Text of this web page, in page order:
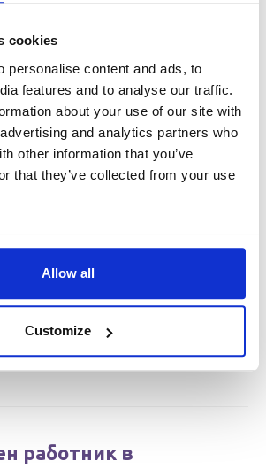
cookies
personalise content and ads, to
features and to analyse our traffic.
about your use of our site with
and analytics partners who
other information that you’ve
that they’ve collected from your use
Allow all
Customize
на месо
Haarlem, в
Работник в производството на месо и
Haarlem, Netherlands
Position is open for:2 дни
работник в